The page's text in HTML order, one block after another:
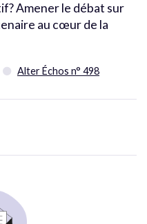
Amener le débat sur
au cœur de la
Alter Échos n° 498